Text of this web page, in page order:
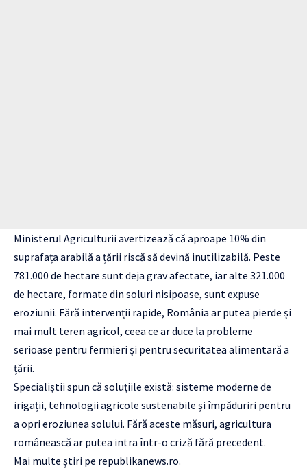
Ministerul Agriculturii avertizează că aproape 10% din
suprafața arabilă a țării riscă să devină inutilizabilă. Peste
781.000 de hectare sunt deja grav afectate, iar alte 321.000
de hectare, formate din soluri nisipoase, sunt expuse
eroziunii. Fără intervenții rapide, România ar putea pierde și
mai mult teren agricol, ceea ce ar duce la probleme
serioase pentru fermieri și pentru securitatea alimentară a
țării.
Specialiștii spun că soluțiile există: sisteme moderne de
irigații, tehnologii agricole sustenabile și împăduriri pentru
a opri eroziunea solului. Fără aceste măsuri, agricultura
românească ar putea intra într-o criză fără precedent.
Mai multe știri pe republikanews.ro.